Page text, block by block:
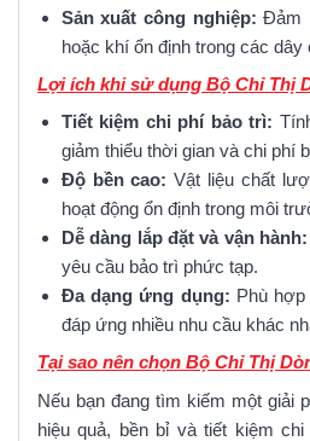
Sản xuất công nghiệp: Đảm
hoặc khí ổn định trong các dây
Lợi ích khi sử dụng Bộ Chỉ Thị
Tiết kiệm chi phí bảo trì:
giảm thiểu thời gian và chi phí
Độ bền cao: Vật liệu chất
hoạt động ổn định trong môi
Dễ dàng lắp đặt và vận hành:
yêu cầu bảo trì phức tạp.
Đa dạng ứng dụng: Phù
đáp ứng nhiều nhu cầu khác
Tại sao nên chọn Bộ Chỉ Thị
Nếu bạn đang tìm kiếm một giải
hiệu quả, bền bỉ và tiết kiệm